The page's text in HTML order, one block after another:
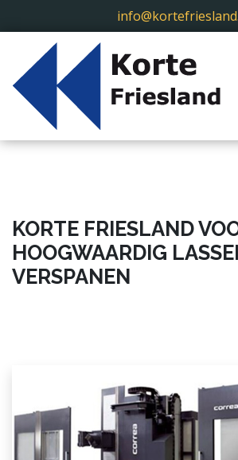
KORTE FRIESLAND
HOOGWAARDIG
VERSPANEN